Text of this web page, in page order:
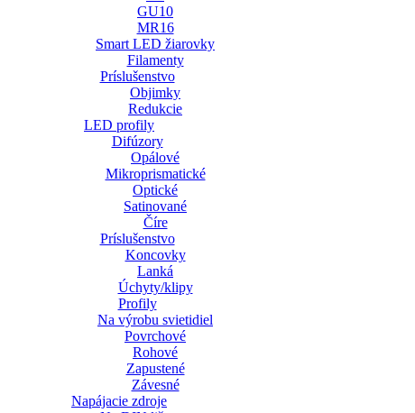
GU10
MR16
Smart LED žiarovky
Filamenty
Príslušenstvo
Objimky
Redukcie
LED profily
Difúzory
Opálové
Mikroprismatické
Optické
Satinované
Číre
Príslušenstvo
Koncovky
Lanká
Úchyty/klipy
Profily
Na výrobu svietidiel
Povrchové
Rohové
Zapustené
Závesné
Napájacie zdroje